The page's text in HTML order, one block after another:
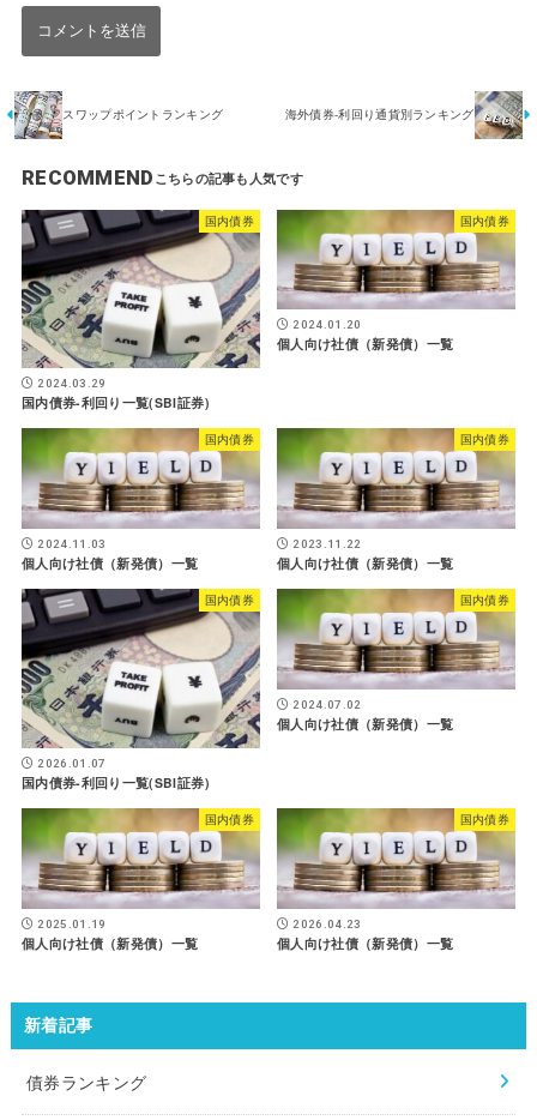
スワップポイントランキング 海外債券-利回り通貨別ランキング
RECOMMEND
国内債券
2024.03.29
国内債券-利回り一覧(SBI証券)
国内債券
2024.01.20
個人向け社債（新発債）一覧
国内債券
2024.11.03
個人向け社債（新発債）一覧
国内債券
2023.11.22
個人向け社債（新発債）一覧
国内債券
2026.01.07
国内債券-利回り一覧(SBI証券)
国内債券
2024.07.02
個人向け社債（新発債）一覧
国内債券
2025.01.19
個人向け社債（新発債）一覧
国内債券
2026.04.23
個人向け社債（新発債）一覧
新着記事
債券ランキング